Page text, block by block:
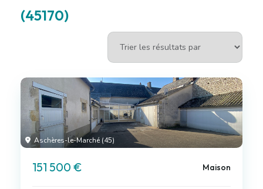
(45170)
Aschères-le-Marché (45)
151 500 € Maison